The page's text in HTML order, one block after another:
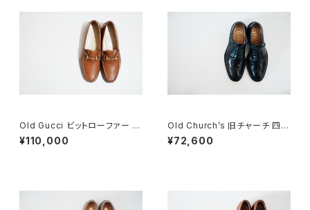
Old Gucci ビットローファー 41
E Brown Deadstock
¥110,000
Old Church’s 旧チャーチ 四都
市 Grafton グラフトン 70F
¥72,600